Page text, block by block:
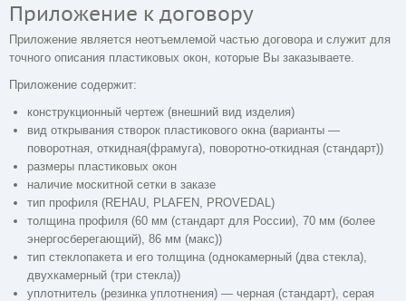
Приложение к договору
Приложение является неотъемлемой частью договора и служит для
точного описания пластиковых окон, которые Вы заказываете.
Приложение содержит:
конструкционный чертеж (внешний вид изделия)
вид открывания створок пластикового окна (варианты —
поворотная, откидная(фрамуга), поворотно-откидная (стандарт))
размеры пластиковых окон
наличие москитной сетки в заказе
тип профиля (REHAU, PLAFEN, PROVEDAL)
толщина профиля (60 мм (стандарт для России), 70 мм (более
энергосберегающий), 86 мм (макс))
тип стеклопакета и его толщина (однокамерный (два стекла),
двухкамерный (три стекла))
уплотнитель (резинка уплотнения) — черная (стандарт), серая